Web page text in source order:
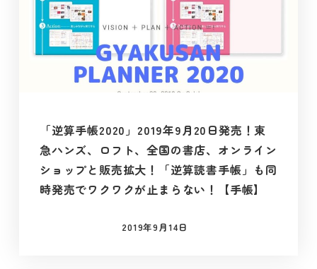
「逆算手帳2020」2019年9月20日発売！東
急ハンズ、ロフト、全国の書店、オンライン
ショップと販売拡大！「逆算読書手帳」も同
時発売でワクワクが止まらない！【手帳】
投稿日
2019年9月14日